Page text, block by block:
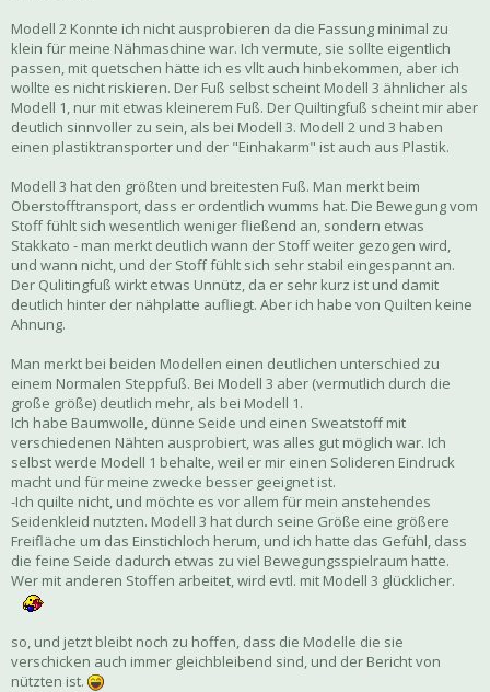
Modell 2 Konnte ich nicht ausprobieren da die Fassung minimal zu
klein für meine Nähmaschine war. Ich vermute, sie sollte eigentlich
passen, mit quetschen hätte ich es vllt auch hinbekommen, aber ich
wollte es nicht riskieren. Der Fuß selbst scheint Modell 3 ähnlicher als
Modell 1, nur mit etwas kleinerem Fuß. Der Quiltingfuß scheint mir aber
deutlich sinnvoller zu sein, als bei Modell 3. Modell 2 und 3 haben
einen plastiktransporter und der "Einhakarm" ist auch aus Plastik.
Modell 3 hat den größten und breitesten Fuß. Man merkt beim
Oberstofftransport, dass er ordentlich wumms hat. Die Bewegung vom
Stoff fühlt sich wesentlich weniger fließend an, sondern etwas
Stakkato - man merkt deutlich wann der Stoff weiter gezogen wird,
und wann nicht, und der Stoff fühlt sich sehr stabil eingespannt an.
Der Qulitingfuß wirkt etwas Unnütz, da er sehr kurz ist und damit
deutlich hinter der nähplatte aufliegt. Aber ich habe von Quilten keine
Ahnung.
Man merkt bei beiden Modellen einen deutlichen unterschied zu
einem Normalen Steppfuß. Bei Modell 3 aber (vermutlich durch die
große größe) deutlich mehr, als bei Modell 1.
Ich habe Baumwolle, dünne Seide und einen Sweatstoff mit
verschiedenen Nähten ausprobiert, was alles gut möglich war. Ich
selbst werde Modell 1 behalte, weil er mir einen Solideren Eindruck
macht und für meine zwecke besser geeignet ist.
-Ich quilte nicht, und möchte es vor allem für mein anstehendes
Seidenkleid nutzten. Modell 3 hat durch seine Größe eine größere
Freifläche um das Einstichloch herum, und ich hatte das Gefühl, dass
die feine Seide dadurch etwas zu viel Bewegungsspielraum hatte.
Wer mit anderen Stoffen arbeitet, wird evtl. mit Modell 3 glücklicher.
so, und jetzt bleibt noch zu hoffen, dass die Modelle die sie
verschicken auch immer gleichbleibend sind, und der Bericht von
nützten ist.